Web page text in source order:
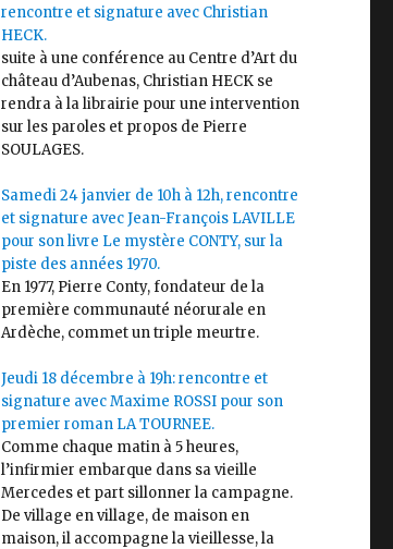
rencontre et signature avec Christian
HECK.
suite à une conférence au Centre d’Art du
château d’Aubenas, Christian HECK se
rendra à la librairie pour une intervention
sur les paroles et propos de Pierre
SOULAGES.
Samedi 24 janvier de 10h à 12h, rencontre
et signature avec Jean-François LAVILLE
pour son livre Le mystère CONTY, sur la
piste des années 1970.
En 1977, Pierre Conty, fondateur de la
première communauté néorurale en
Ardèche, commet un triple meurtre.
Jeudi 18 décembre à 19h: rencontre et
signature avec Maxime ROSSI pour son
premier roman LA TOURNEE.
Comme chaque matin à 5 heures,
l’infirmier embarque dans sa vieille
Mercedes et part sillonner la campagne.
De village en village, de maison en
maison, il accompagne la vieillesse, la